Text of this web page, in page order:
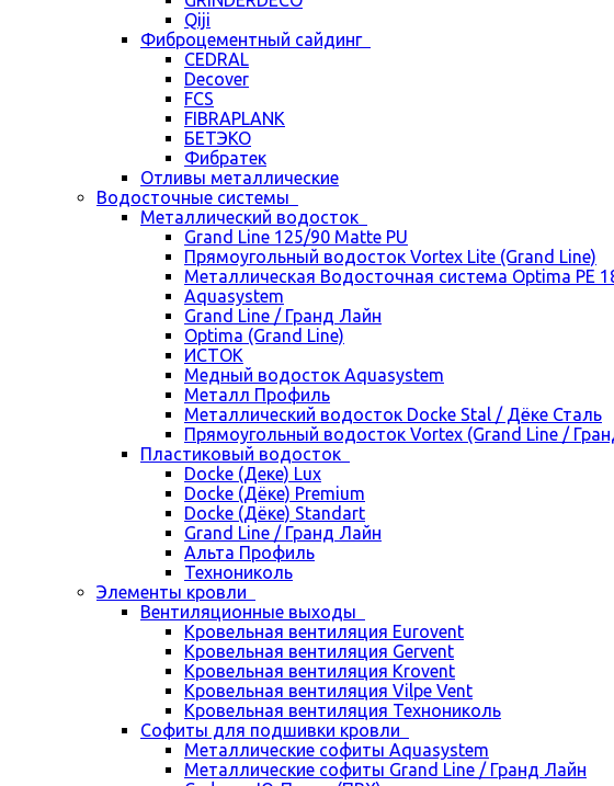
Qiji
Фиброцементный сайдинг
CEDRAL
Decover
FCS
FIBRAPLANK
БЕТЭКО
Фибратек
Отливы металлические
Водосточные системы
Металлический водосток
Grand Line 125/90 Matte PU
Прямоугольный водосток Vortex Lite (Grand Line)
Металлическая Водосточная система Optima PE
Aquasystem
Grand Line / Гранд Лайн
Optima (Grand Line)
ИСТОК
Медный водосток Aquasystem
Металл Профиль
Металлический водосток Docke Stal / Дёке Сталь
Прямоугольный водосток Vortex (Grand Line /
Пластиковый водосток
Docke (Деке) Lux
Docke (Дёке) Premium
Docke (Дёке) Standart
Grand Line / Гранд Лайн
Альта Профиль
Технониколь
Элементы кровли
Вентиляционные выходы
Кровельная вентиляция Eurovent
Кровельная вентиляция Gervent
Кровельная вентиляция Krovent
Кровельная вентиляция Vilpe Vent
Кровельная вентиляция Технониколь
Cофиты для подшивки кровли
Металлические софиты Aquasystem
Металлические софиты Grand Line / Гранд Лайн